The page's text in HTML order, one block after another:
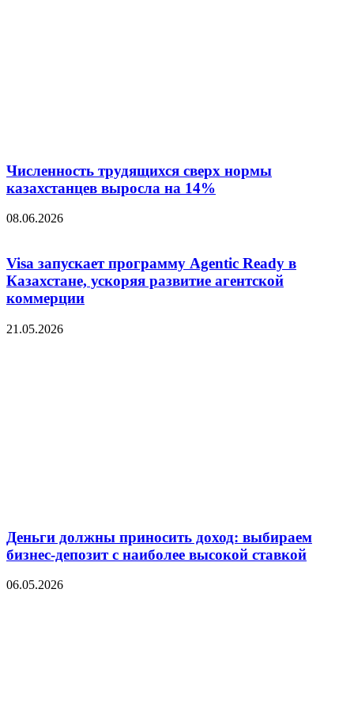
Численность трудящихся сверх нормы
казахстанцев выросла на 14%
08.06.2026
Visa запускает программу Agentic Ready в
Казахстане, ускоряя развитие агентской
коммерции
21.05.2026
Деньги должны приносить доход: выбираем
бизнес-депозит с наиболее высокой ставкой
06.05.2026